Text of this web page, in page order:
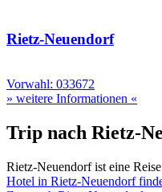
Rietz-Neuendorf
Vorwahl: 033672
» weitere Informationen «
Trip nach Rietz-
Rietz-Neuendorf ist eine
Hotel in Rietz-Neuendorf